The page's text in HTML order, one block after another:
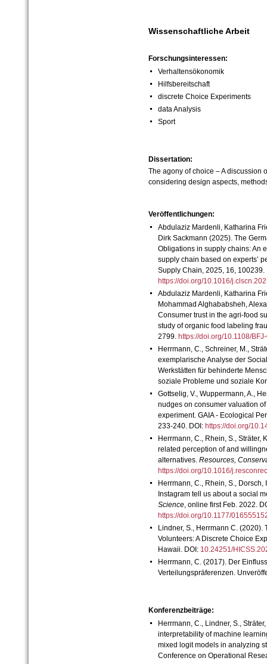
Wissenschaftliche Arbeit
Forschungsinteressen:
Verhaltensökonomik
Hilfsbereitschaft
discrete Choice Experiments
data Analysis
Sport
Dissertation:
The agony of choice – A discussion
considering design aspects,
Veröffentlichungen:
Abdulaziz Mardenli, Katharina
Dirk Sackmann (2025). The
Obligations in supply chains: An
supply chain based on experts’
Supply Chain, 2025, 16, 100239.
https://doi.org/10.1016/
Abdulaziz Mardenli, Katharina
Mohammad Alghababsheh,
Consumer trust in the agri-food
study of organic food labeling
2799. https://doi.org/10.1108/
Herrmann, C., Schreiner, M.,
exemplarische Analyse der
Werkstätten für behinderte
soziale Probleme und soziale
Gottselig, V., Wuppermann, A.,
nudges on consumer valuation
experiment. GAIA - Ecological
233-240. DOI: https://doi.org/
Herrmann, C., Rhein, S., Sträter,
related perception of and
alternatives. Resources,
https://doi.org/10.1016/
Herrmann, C., Rhein, S.,
Instagram tell us about a social
Science, online first Feb. 2022.
https://doi.org/10.1177/
Lindner, S., Herrmann C.
Volunteers: A Discrete Choice
Hawaii. DOI: 10.24251/
Herrmann, C. (2017). Der
Verteilungspräferenzen.
Konferenzbeiträge:
Herrmann, C., Lindner, S.,
interpretability of machine
mixed logit models in analyzing
Conference on Operational